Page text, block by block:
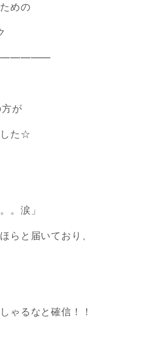
めの
が
した☆
。涙」
らと届いており、
ゃるなと確信！！